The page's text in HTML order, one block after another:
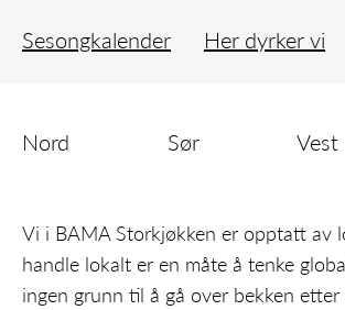
Sesongkalender Her dyrker vi
Nord Sør Vest
Vi i BAMA Storkjøkken er opptatt av
handle lokalt er en måte å tenke
ingen grunn til å gå over bekken